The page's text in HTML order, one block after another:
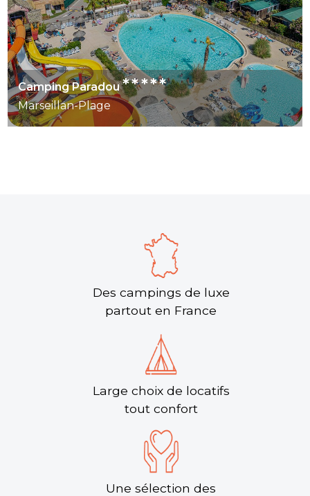
Camping Paradou*****
Marseillan-Plage
Des campings de luxe
partout en France
Large choix de locatifs
tout confort
Une sélection des